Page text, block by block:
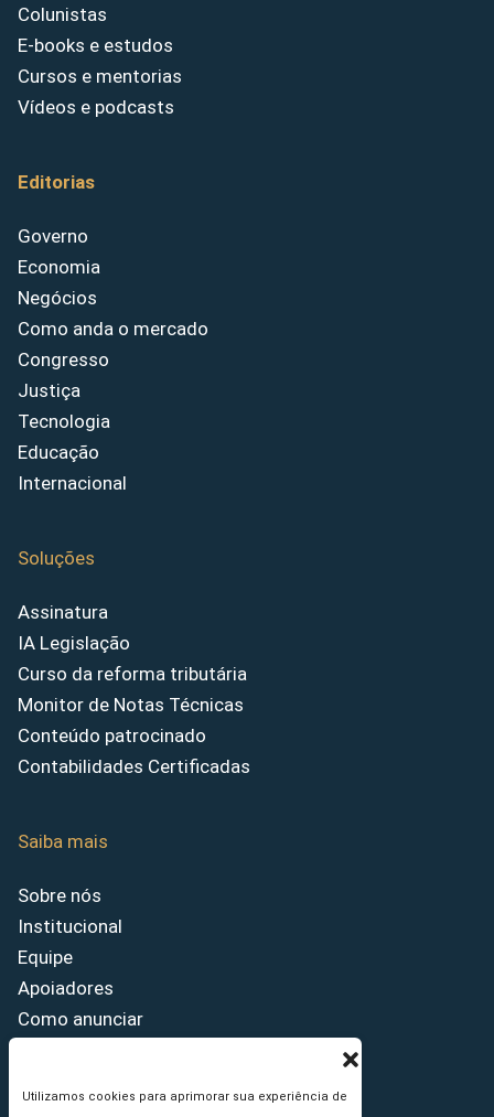
Utilizamos cookies para aprimorar sua experiência de
Colunistas
E-books e estudos
Cursos e mentorias
Vídeos e podcasts
Editorias
Governo
Economia
Negócios
Como anda o mercado
Congresso
Justiça
Tecnologia
Educação
Internacional
Soluções
Assinatura
IA Legislação
Curso da reforma tributária
Monitor de Notas Técnicas
Conteúdo patrocinado
Contabilidades Certificadas
Saiba mais
Sobre nós
Institucional
Equipe
Apoiadores
Como anunciar